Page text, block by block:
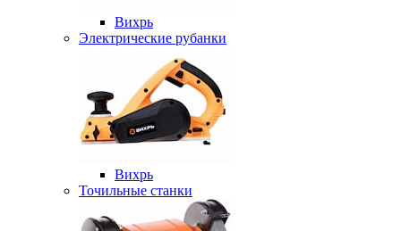
Вихрь
Электрические рубанки
Вихрь
Точильные станки